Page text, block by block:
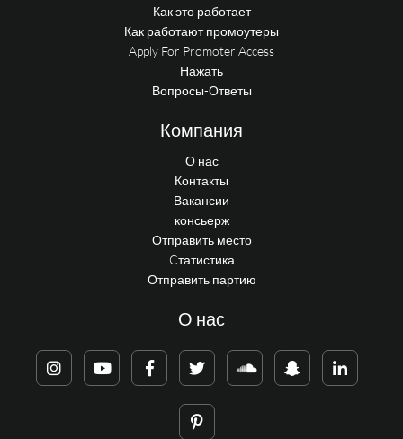
Как это работает
Как работают промоутеры
Apply For Promoter Access
Нажать
Вопросы-Ответы
Компания
О нас
Контакты
Вакансии
консьерж
Отправить место
Cтатистика
Отправить партию
О нас